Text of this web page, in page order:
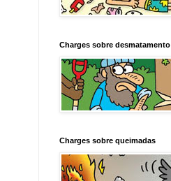
Charges sobre desmatamento
Charges sobre queimadas